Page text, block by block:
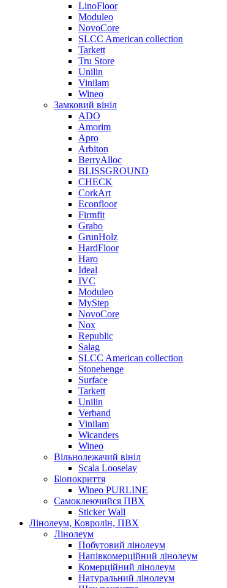
LinoFloor
Moduleo
NovoCore
SLCC American collection
Tarkett
Tru Store
Unilin
Vinilam
Wineo
Замковий вініл
ADO
Amorim
Apro
Arbiton
BerryAlloc
BLISSGROUND
CHECK
CorkArt
Econfloor
Firmfit
Grabo
GrunHolz
HardFloor
Haro
Ideal
IVC
Moduleo
MyStep
NovoCore
Nox
Republic
Salag
SLCC American collection
Stonehenge
Surface
Tarkett
Unilin
Verband
Vinilam
Wicanders
Wineo
Вільнолежачий вініл
Scala Looselay
Біопокриття
Wineo PURLINE
Самоклеючийся ПВХ
Sticker Wall
Лінолеум, Ковролін, ПВХ
Лінолеум
Побутовий лінолеум
Напівкомерційний лінолеум
Комерційний лінолеум
Натуральний лінолеум